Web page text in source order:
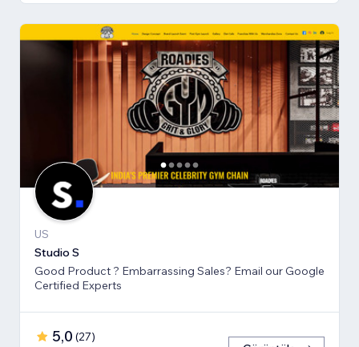
US
Studio S
Good Product ? Embarrassing Sales? Email our Google
Certified Experts
5,0 (27)